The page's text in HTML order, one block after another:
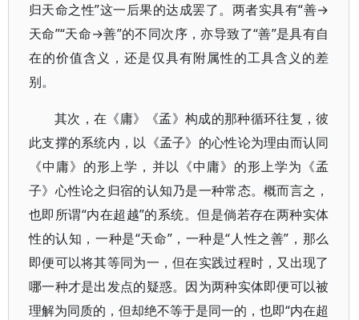
归天命之性”这一后果的达成罢了。两者实具有“善→
天命”“天命→善”的不同次序，亦导致了“善”是具有自
在的价值含义，还是仅具有附属性的工具含义的差
别。
其次，在《庸》《孟》构成的那种循环往复，彼
此支撑的系统内，以《孟子》的心性论为理由而认同
《中庸》的形上学，并以《中庸》的形上学为《孟
子》心性论之归宿的认知乃是一种常态。概而言之，
也即所谓“内在超越”的系统。但是倘若存在两种实体
性的认知，一种是“天命”，一种是“人性之善”，那么
即便可以将其等同为一，但在实践过程时，又出现了
哪一种才是出发点的疑惑。因为两种实体即便可以被
理解为同质的，但却绝不等于是同一的，也即“内在超